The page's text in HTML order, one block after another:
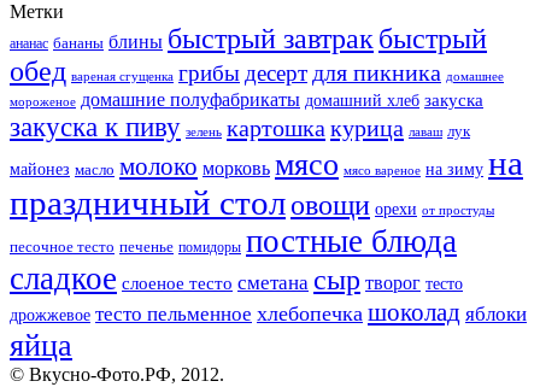
Метки
ананас бананы блины быстрый завтрак быстрый
обед вареная сгущенка грибы десерт для пикника домашнее
мороженое домашние полуфабрикаты домашний хлеб закуска
закуска к пиву зелень картошка курица лаваш лук
майонез масло молоко морковь мясо мясо вареное на зиму на
праздничный столовощи орехи от простуды
песочное тесто печенье помидоры постные блюда
сладкое слоеное тесто сметана сыр творог тесто
дрожжевое тесто пельменное хлебопечка шоколад яблоки
яйца
© Вкусно-Фото.РФ, 2012.